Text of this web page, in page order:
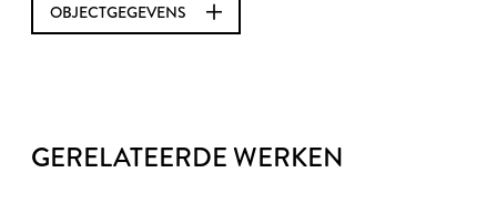
OBJECTGEGEVENS
GERELATEERDE WERKEN